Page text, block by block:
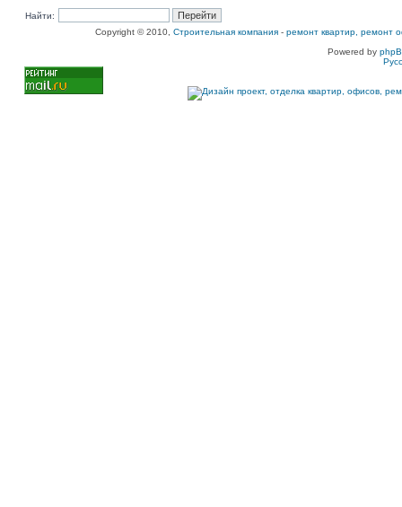
Найти:
Copyright © 2010, Строительная компания - ремонт квартир, ремонт
Powered by